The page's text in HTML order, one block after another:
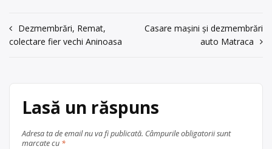
recombuzau@yahoo.com
, ; persoană
de contact: Mocanu Adrian
Vadu Pașii, jud.
Buzău
Trimite un mesaj
Navigare
Dezmembrări, Remat,
colectare fier vechi Aninoasa
Casare mașini și dezmembrări
auto Matraca
Lasă un răspuns
Adresa ta de email nu va fi publicată. Câmpurile obligatorii sunt
marcate cu *